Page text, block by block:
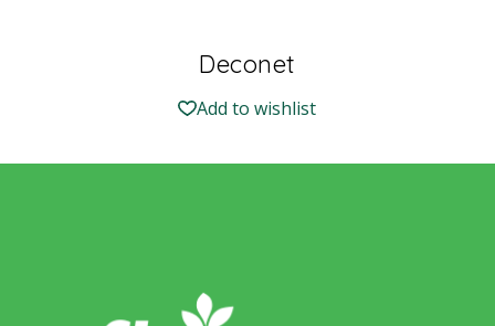
Deconet
Add to wishlist